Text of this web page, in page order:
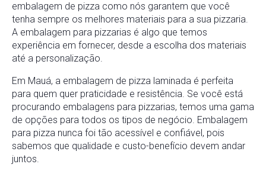
embalagem de pizza como nós garantem que você
tenha sempre os melhores materiais para a sua pizzaria.
A embalagem para pizzarias é algo que temos
experiência em fornecer, desde a escolha dos materiais
até a personalização.
Em Mauá, a embalagem de pizza laminada é perfeita
para quem quer praticidade e resistência. Se você está
procurando embalagens para pizzarias, temos uma gama
de opções para todos os tipos de negócio. Embalagem
para pizza nunca foi tão acessível e confiável, pois
sabemos que qualidade e custo-benefício devem andar
juntos.